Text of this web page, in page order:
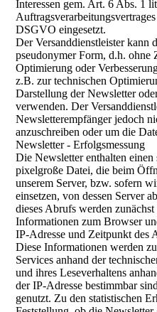
Interessen gem. Art. 6 Abs. 1
DSGVO eingesetzt.
Der Versanddienstleister kann
pseudonymer Form, d.h. ohne
Optimierung oder
z.B. zur technischen
Darstellung der Newsletter
verwenden. Der
Newsletterempfänger jedoch
anzuschreiben oder um die
Newsletter - Erfolgsmessung
Die Newsletter enthalten
pixelgroße Datei, die beim
unserem Server, bzw. sofern
einsetzen, von dessen Server
dieses Abrufs werden
Informationen zum Browser
IP-Adresse und Zeitpunkt des
Diese Informationen werden
Services anhand der
und ihres Leseverhaltens
der IP-Adresse bestimmbar
genutzt. Zu den statistischen